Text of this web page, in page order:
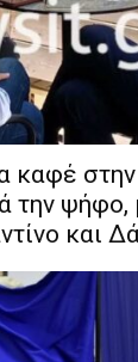
καφέ
την ψήφο,
και